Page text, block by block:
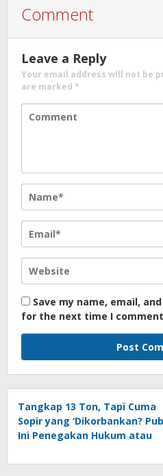
Comment
Leave a Reply
Your email address will not be
are marked *
Save my name, email,
for the next time I
Tangkap 13 Ton, Tapi Cuma
Sopir yang ‘Dikorbankan?
Ini Penegakan Hukum atau